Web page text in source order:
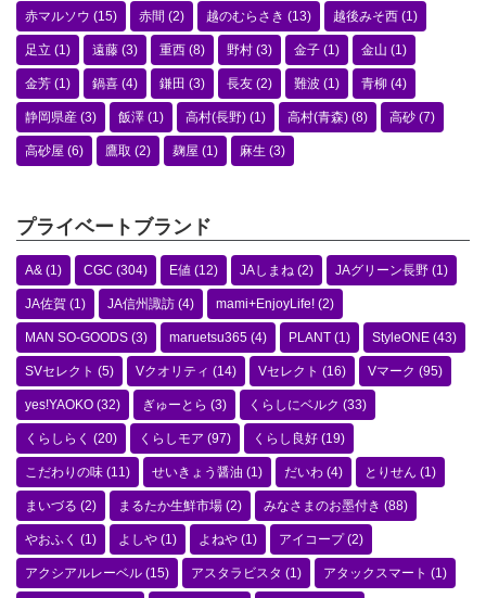
赤マルソウ (15) 赤間 (2) 越のむらさき (13) 越後みそ西 (1)
足立 (1) 遠藤 (3) 重西 (8) 野村 (3) 金子 (1) 金山 (1)
金芳 (1) 鍋喜 (4) 鎌田 (3) 長友 (2) 難波 (1) 青柳 (4)
静岡県産 (3) 飯澤 (1) 高村(長野) (1) 高村(青森) (8) 高砂 (7)
高砂屋 (6) 鷹取 (2) 麹屋 (1) 麻生 (3)
プライベートブランド
A& (1) CGC (304) E値 (12) JAしまね (2) JAグリーン長野 (1)
JA佐賀 (1) JA信州諏訪 (4) mami+EnjoyLife! (2)
MAN SO-GOODS (3) maruetsu365 (4) PLANT (1) StyleONE (43)
SVセレクト (5) Vクオリティ (14) Vセレクト (16) Vマーク (95)
yes!YAOKO (32) ぎゅーとら (3) くらしにベルク (33)
くらしらく (20) くらしモア (97) くらし良好 (19)
こだわりの味 (11) せいきょう醤油 (1) だいわ (4) とりせん (1)
まいづる (2) まるたか生鮮市場 (2) みなさまのお墨付き (88)
やおふく (1) よしや (1) よねや (1) アイコープ(2)
アクシアルレーベル (15) アスタラビスタ (1) アタックスマート (1)